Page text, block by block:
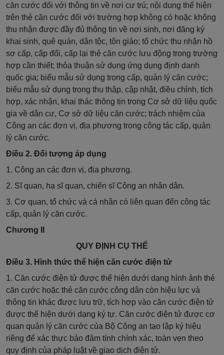
căn cước đối với thông tin về nơi cư trú; nội dung thể hiện
trên thẻ căn cước đối với trường hợp không có hoặc không
thu nhận được đầy đủ thông tin về nơi sinh, nơi đăng ký
khai sinh, quê quán, dân tộc, tôn giáo; tổ chức thu nhận hồ
sơ cấp, cấp đổi, cấp lại thẻ căn cước lưu động trong trường
hợp cần thiết; thỏa thuận sử dụng ứng dụng định danh
quốc gia; biểu mẫu sử dụng trong cấp, quản lý căn cước;
biểu mẫu sử dụng trong thu thập, cập nhật, điều chỉnh, tích
hợp, xác nhận, khai thác thông tin trong Cơ sở dữ liệu quốc
gia về dân cư, Cơ sở dữ liệu căn cước; trách nhiệm của
Công an các đơn vị, địa phương trong công tác cấp, quản
lý căn cước.
Điều 2. Đối tượng áp dụng
1. Công an các đơn vị, địa phương.
2. Sĩ quan, hạ sĩ quan, chiến sĩ Công an nhân dân.
3. Cơ quan, tổ chức và cá nhân có liên quan đến công tác
cấp, quản lý căn cước.
Chương II
QUY ĐỊNH CỤ THỂ
Điều 3. Hình thức thể hiện căn cước điện tử
1. Căn cước điện tử được thể hiện dưới dạng hình ảnh thẻ
căn cước hoặc thẻ căn cước công dân còn hiệu lực và
thông tin khác được lưu trữ, tích hợp vào căn cước điện tử
được thể hiện dưới dạng ký tự. Căn cước điện tử được cơ
quan quản lý căn cước của Bộ Công an tạo lập ký hiệu
riêng để xác thực bảo đảm tính chính xác, toàn vẹn theo
quy định của pháp luật về giao dịch điện tử.